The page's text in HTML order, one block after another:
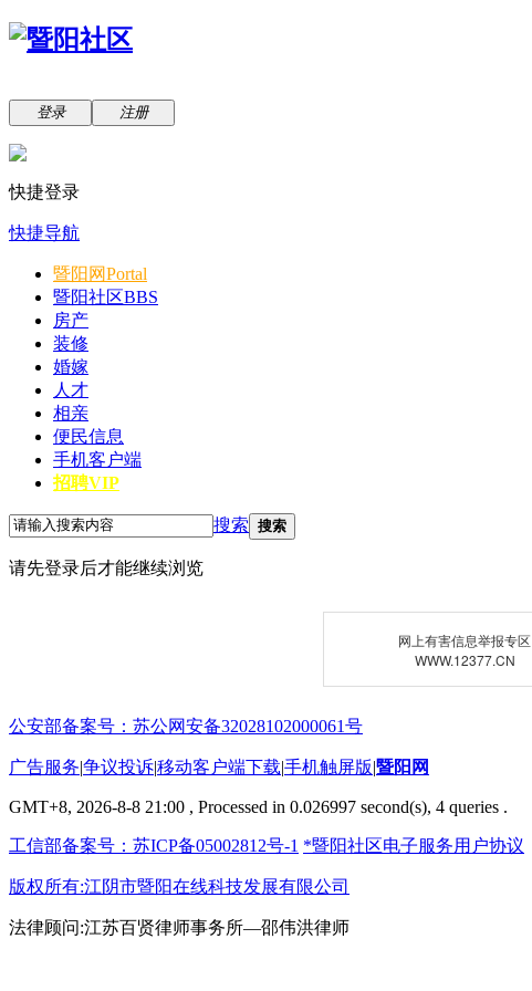
登录 注册
快捷登录
快捷导航
暨阳网Portal
暨阳社区BBS
房产
装修
婚嫁
人才
相亲
便民信息
手机客户端
招聘VIP
搜索 搜索
请先登录后才能继续浏览
网上有害信息举报专区
WWW.12377.CN
公安部备案号：苏公网安备32028102000061号
广告服务|争议投诉|移动客户端下载|手机触屏版|暨阳网
GMT+8, 2026-8-8 21:00 , Processed in 0.026997 second(s), 4 queries .
工信部备案号：苏ICP备05002812号-1 *暨阳社区电子服务用户协议
版权所有:江阴市暨阳在线科技发展有限公司
法律顾问:江苏百贤律师事务所—邵伟洪律师